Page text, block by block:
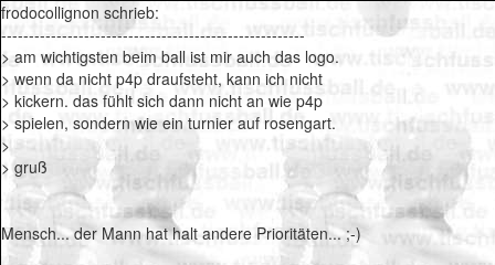
frodocollignon schrieb:
-------------------------------------------------------
> am wichtigsten beim ball ist mir auch das logo.
> wenn da nicht p4p draufsteht, kann ich nicht
> kickern. das fühlt sich dann nicht an wie p4p
> spielen, sondern wie ein turnier auf rosengart.
>
> gruß
Mensch... der Mann hat halt andere Prioritäten... ;-)